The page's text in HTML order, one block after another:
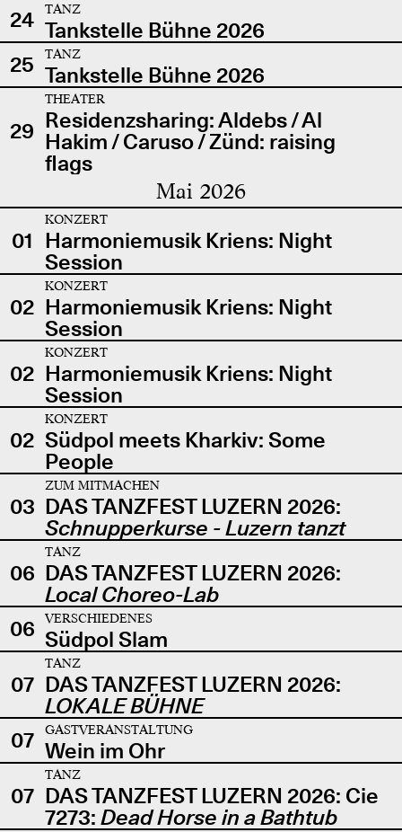
24
TANZ
Tankstelle Bühne 2026
25
TANZ
Tankstelle Bühne 2026
29
THEATER
Residenzsharing: Aldebs / Al
Hakim / Caruso / Zünd: raising
flags
Mai 2026
01
KONZERT
Harmoniemusik Kriens: Night
Session
02
KONZERT
Harmoniemusik Kriens: Night
Session
02
KONZERT
Harmoniemusik Kriens: Night
Session
02
KONZERT
Südpol meets Kharkiv: Some
People
03
ZUM MITMACHEN
DAS TANZFEST LUZERN 2026:
Schnupperkurse - Luzern tanzt
06
TANZ
DAS TANZFEST LUZERN 2026:
Local Choreo-Lab
06
VERSCHIEDENES
Südpol Slam
07
TANZ
DAS TANZFEST LUZERN 2026:
LOKALE BÜHNE
07
GASTVERANSTALTUNG
Wein im Ohr
07
TANZ
DAS TANZFEST LUZERN 2026: Cie
7273: Dead Horse in a Bathtub